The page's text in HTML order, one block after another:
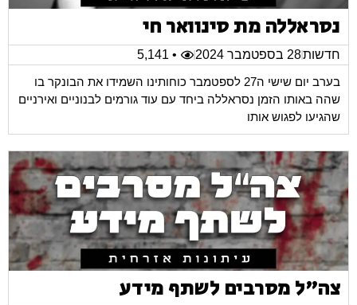
נסראללה מת סינוואר חי
חדשות28 בספטמבר 2024
• 5,141
בערב יום שישי ה27 לספטמבר כוחותינו השמידו את הבונקר בו
שהה באותו הזמן נסראללה ביחד עם עוד גורמים לבנוניים ואירניים
שהגיעו לפגוש אותו
צה"ל מסרבים לשתף מידע